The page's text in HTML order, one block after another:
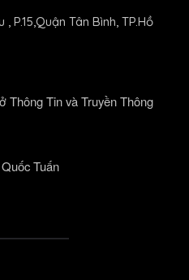
P.15,Quận Tân Bình, TP.Hồ
Thông Tin và Truyền Thông
Tuấn